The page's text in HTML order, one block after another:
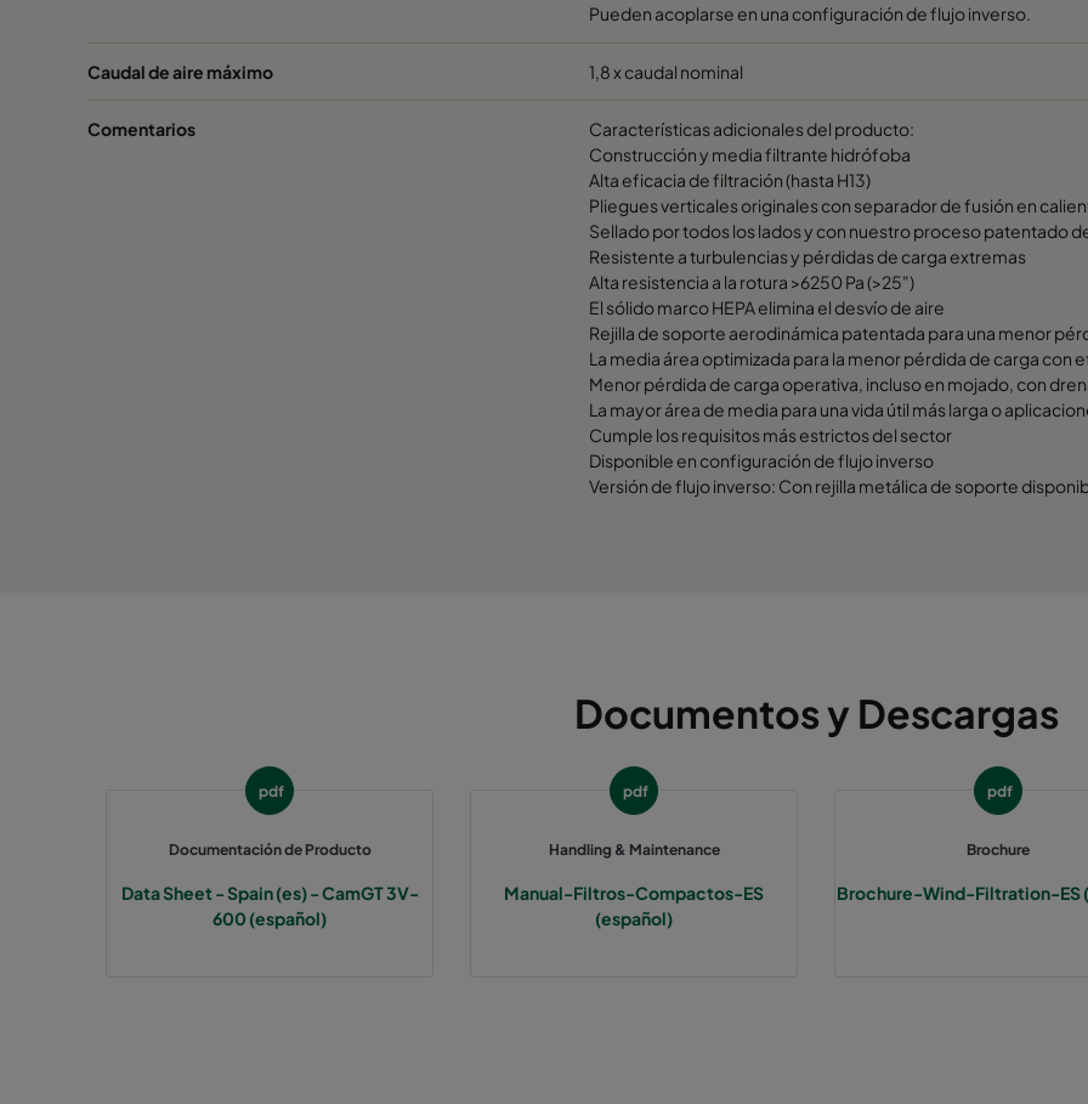
Pueden acoplarse en una configuración de flujo inverso.
Caudal de aire máximo 1,8 x caudal nominal
Comentarios
Características adicionales del producto:
Construcción y media filtrante hidrófoba
Alta eficacia de filtración (hasta H13)
Pliegues verticales originales con separador de fusión en
Sellado por todos los lados y con nuestro proceso patentado
Resistente a turbulencias y pérdidas de carga extremas
Alta resistencia a la rotura >6250 Pa (>25")
El sólido marco HEPA elimina el desvío de aire
Rejilla de soporte aerodinámica patentada para una menor
La media área optimizada para la menor pérdida de carga con
Menor pérdida de carga operativa, incluso en mojado, con
La mayor área de media para una vida útil más larga o
Cumple los requisitos más estrictos del sector
Disponible en configuración de flujo inverso
Versión de flujo inverso: Con rejilla metálica de soporte
Documentos y Descargas
pdf
Documentación de Producto
Data Sheet - Spain (es) - CamGT 3V-
600 (español)
pdf
Handling & Maintenance
Manual-Filtros-Compactos-ES
(español)
pdf
Brochure
Brochure-Wind-Filtration-ES